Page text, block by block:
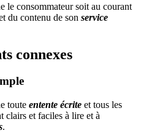
le consommateur soit au courant
du contenu de son service
connexes
toute entente écrite et tous les
clairs et faciles à lire et à
.